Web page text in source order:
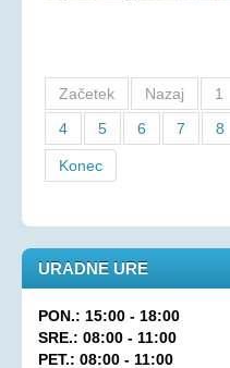
Začetek Nazaj 1
4
5 6 7 8
Konec
URADNE URE
PON.: 15:00 - 18:00
SRE.: 08:00 - 11:00
PET.: 08:00 - 11:00